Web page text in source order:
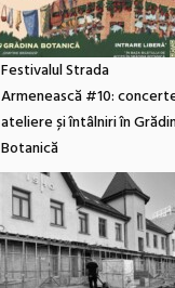
Festivalul Strada
Armenească #10:
ateliere și întâlniri în
Botanică